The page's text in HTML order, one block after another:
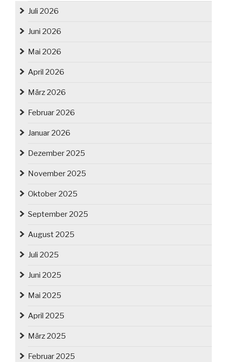
Juli 2026
Juni 2026
Mai 2026
April 2026
März 2026
Februar 2026
Januar 2026
Dezember 2025
November 2025
Oktober 2025
September 2025
August 2025
Juli 2025
Juni 2025
Mai 2025
April 2025
März 2025
Februar 2025